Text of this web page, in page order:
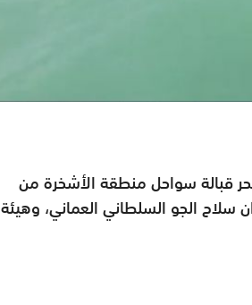
قبالة سواحل منطقة الأشخرة من
الجو السلطاني العماني، وهيئة